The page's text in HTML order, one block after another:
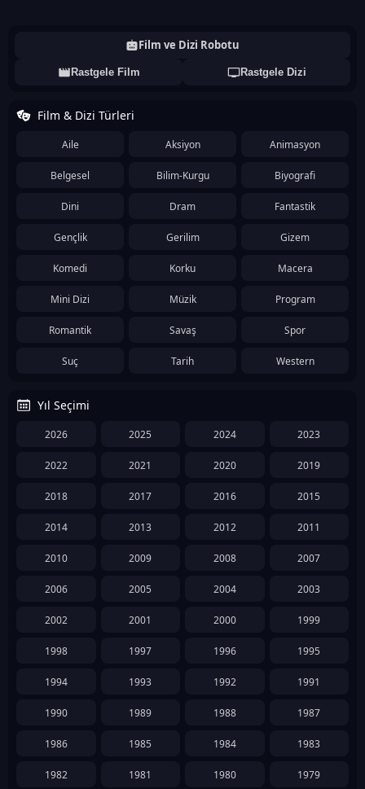
Film ve Dizi Robotu
Rastgele Film Rastgele Dizi
Film & Dizi Türleri
Aile Aksiyon Animasyon
Belgesel Bilim-Kurgu Biyografi
Dini Dram Fantastik
Gençlik Gerilim Gizem
Komedi Korku Macera
Mini Dizi Müzik Program
Romantik Savaş Spor
Suç Tarih Western
Yıl Seçimi
2026 2025 2024 2023
2022 2021 2020 2019
2018 2017 2016 2015
2014 2013 2012 2011
2010 2009 2008 2007
2006 2005 2004 2003
2002 2001 2000 1999
1998 1997 1996 1995
1994 1993 1992 1991
1990 1989 1988 1987
1986 1985 1984 1983
1982 1981 1980 1979